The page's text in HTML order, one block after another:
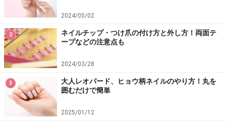
2024/05/02
2
ネイルチップ・つけ爪の付け方と外し方！両面テ
ープなどの注意点も
2024/03/28
3
大人レオパード、ヒョウ柄ネイルのやり方！丸を
囲むだけで簡単
2025/01/12